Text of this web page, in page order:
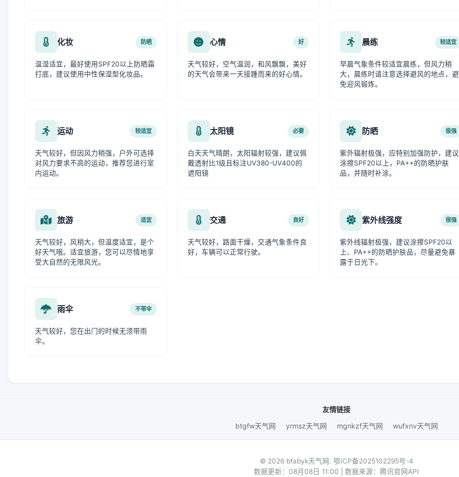
化妆 防晒
温湿适宜，最好使用SPF20以上防晒霜
打底，建议使用中性保湿型化妆品。
心情 好
天气较好，空气温润，和风飘飘，美好
的天气会带来一天接踵而来的好心情。
晨练 较适宜
早晨气象条件较适宜晨练，但风力稍
大，晨练时请注意选择避风的地点，避
免迎风锻炼。
运动 较适宜
天气较好，但因风力稍强，户外可选择
对风力要求不高的运动，推荐您进行室
内运动。
太阳镜 必要
白天天气晴朗，太阳辐射较强，建议佩
戴透射比1级且标注UV380-UV400的
遮阳镜
防晒 极强
紫外辐射极强，应特别加强防护，建议
涂擦SPF20以上，PA++的防晒护肤
品，并随时补涂。
旅游 适宜
天气较好，风稍大，但温度适宜，是个
好天气哦。适宜旅游，您可以尽情地享
受大自然的无限风光。
交通 良好
天气较好，路面干燥，交通气象条件良
好，车辆可以正常行驶。
紫外线强度 很强
紫外线辐射极强，建议涂擦SPF20以
上、PA++的防晒护肤品，尽量避免暴
露于日光下。
雨伞 不带伞
天气较好，您在出门的时候无须带雨
伞。
友情链接
btgfw天气网
yrmsz天气网 mgnkzf天气网 wufxnv天气网
© 2026 bfabyk天气网. 鄂ICP备2025102295号-4
数据更新：08月08日 11:00 | 数据来源：腾讯官网API